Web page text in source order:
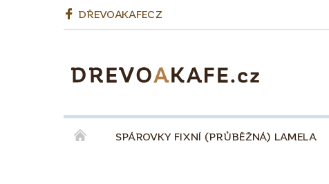
DŘEVOAKAFECZ
SPÁROVKY FIXNÍ (PRŮBĚŽNÁ) LAMELA